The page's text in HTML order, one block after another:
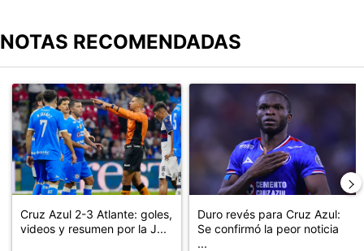
NOTAS RECOMENDADAS
Un artículo de tendencia con el título "Cruz Azul 2-3 Atlante:
Cruz Azul 2-3 Atlante: goles,
videos y resumen por la J...
Un artículo de tendencia con
Duro revés para Cruz Azul:
Se confirmó la peor noticia
...